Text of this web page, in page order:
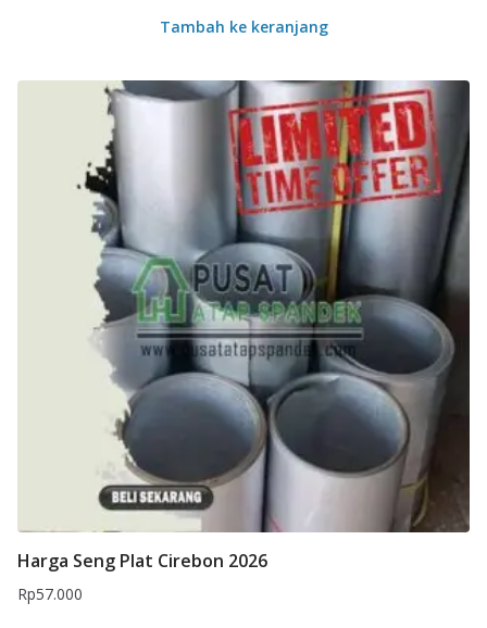
Tambah ke keranjang
Harga Seng Plat Cirebon 2026
Rp57.000